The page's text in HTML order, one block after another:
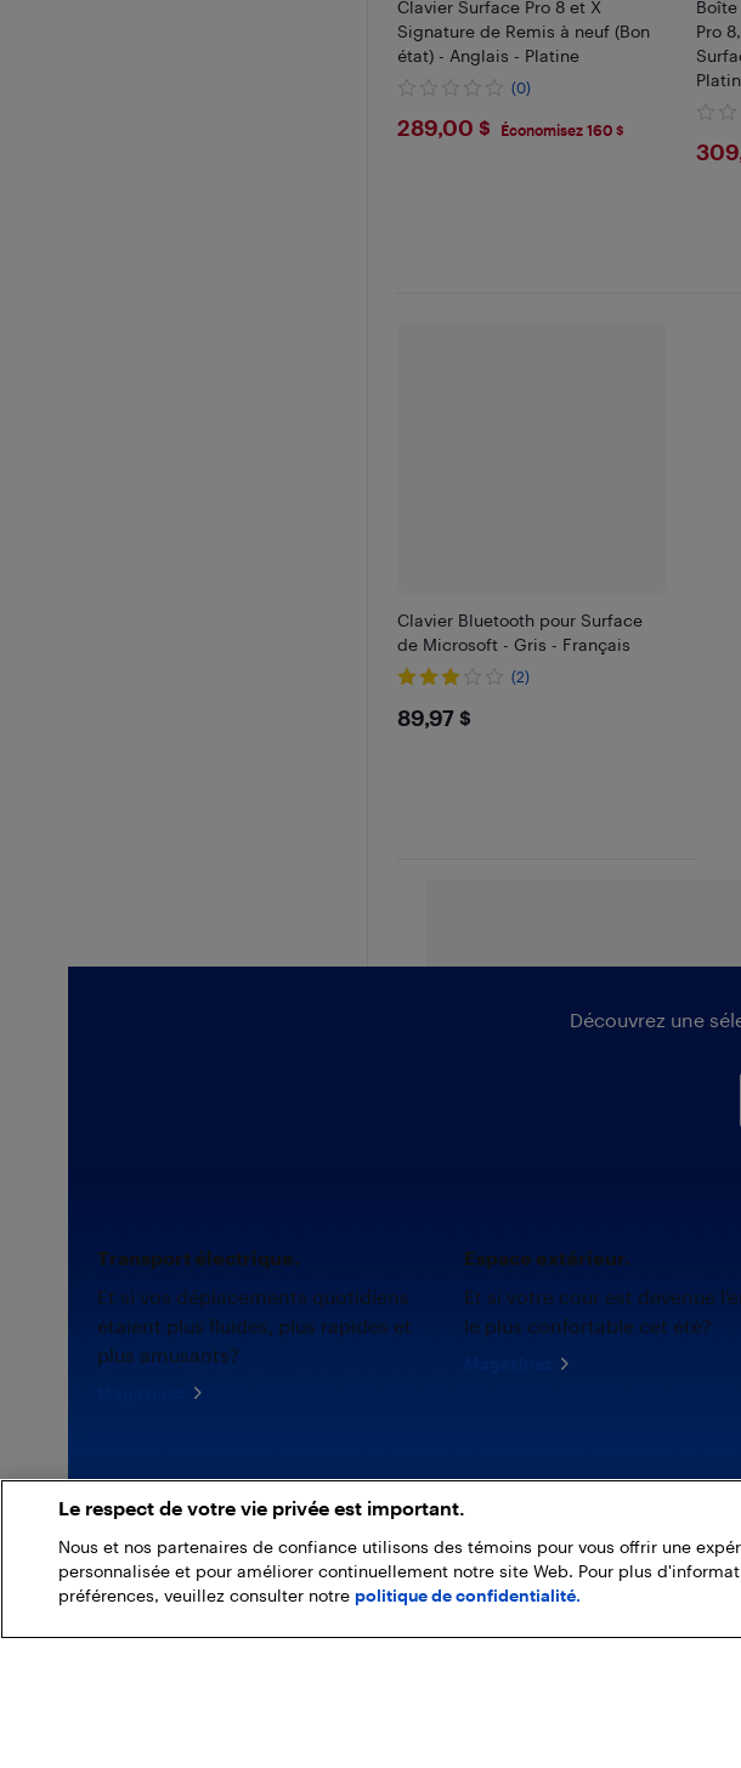
Clavier Surface Pro 8 et X
Signature de Remis à neuf (Bon
état) - Anglais - Platine
(0)
$289
289,00 $ Économisez 160 $
Pro
Clavier Bluetooth pour Surface
de Microsoft - Gris - Français
(2)
$89.97
89,97 $
Découvrez une
Transport électrique.
Et si vos déplacements quotidiens
étaient plus fluides, plus rapides et
plus amusants?
Espace extérieur.
Et si votre cour est devenue
le plus confortable cet été?
Le respect de votre vie privée est important.
Nous et nos partenaires de confiance utilisons des témoins pour vous offrir une
personnalisée et pour améliorer continuellement notre site Web. Pour plus
préférences, veuillez consulter notre politique de confidentialité.